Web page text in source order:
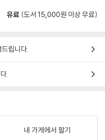
유료 (도서 15,000원 이상 무료)
립니다.
.
내 가게에서 팔기